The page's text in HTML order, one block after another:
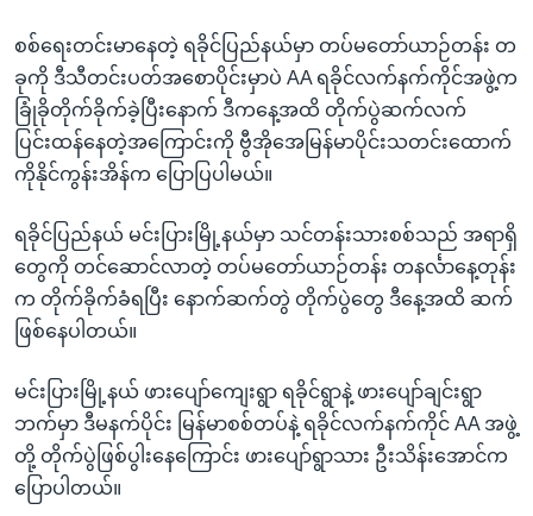
နေရာ
သို့
ကျော်
ရန်
စစ်ရေးတင်းမာနေတဲ့ ရခိုင်ပြည်နယ်မှာ တပ်မတော်ယာဉ်တန်း တ
ခုကို ဒီသီတင်းပတ်အစောပိုင်းမှာပဲ AA ရခိုင်လက်နက်ကိုင်အဖွဲ့က
ခြုံခိုတိုက်ခိုက်ခဲ့ပြီးနောက် ဒီကနေ့အထိ တိုက်ပွဲဆက်လက်
ပြင်းထန်နေတဲ့အကြောင်းကို ဗွီအိုအေမြန်မာပိုင်းသတင်းထောက်
ကိုနိုင်ကွန်းအိန်က ပြောပြပါမယ်။
ရခိုင်ပြည်နယ် မင်းပြားမြို့နယ်မှာ သင်တန်းသားစစ်သည် အရာရှိ
တွေကို တင်ဆောင်လာတဲ့ တပ်မတော်ယာဉ်တန်း တနင်္လာနေ့တုန်း
က တိုက်ခိုက်ခံရပြီး နောက်ဆက်တွဲ တိုက်ပွဲတွေ ဒီနေ့အထိ ဆက်
ဖြစ်နေပါတယ်။
မင်းပြားမြို့နယ် ဖားပျော်ကျေးရွာ ရခိုင်ရွာနဲ့ ဖားပျော်ချင်းရွာ
ဘက်မှာ ဒီမနက်ပိုင်း မြန်မာစစ်တပ်နဲ့ ရခိုင်လက်နက်ကိုင် AA အဖွဲ့
တို့ တိုက်ပွဲဖြစ်ပွါးနေကြောင်း ဖားပျော်ရွာသား ဦးသိန်းအောင်က
ပြောပါတယ်။